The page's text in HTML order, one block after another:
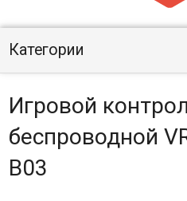
Категории
Игровой
беспроводной
B03